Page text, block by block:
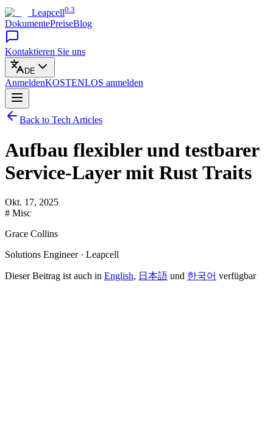
Leapcell0.3
DokumentePreiseBlog
Kontaktieren Sie uns
DE
AnmeldenKOSTENLOS anmelden
Back to Tech Articles
Aufbau flexibler und testbarer
Service-Layer mit Rust Traits
Okt. 17, 2025
# Misc
Grace Collins
Solutions Engineer · Leapcell
Dieser Beitrag ist auch in English, 日本語 und 한국어 verfügbar